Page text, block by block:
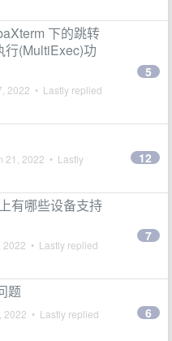
下的跳转
行(MultiExec)功
2022 • Lastly replied
5
21, 2022 • Lastly
12
有哪些设备支持
2022 • Lastly replied
7
题
2022 • Lastly replied
6